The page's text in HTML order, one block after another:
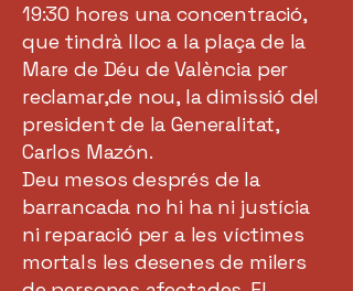
19:30 hores una concentració,
que tindrà lloc a la plaça de la
Mare de Déu de València per
reclamar,de nou, la dimissió del
president de la Generalitat,
Carlos Mazón.
Deu mesos després de la
barrancada no hi ha ni justícia
ni reparació per a les víctimes
mortals les desenes de milers